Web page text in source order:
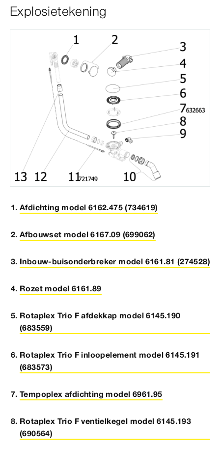
Explosietekening
Afdichting model 6162.475 (734619)
Afbouwset model 6167.09 (699062)
Inbouw-buisonderbreker model 6161.81 (274528)
Rozet model 6161.89
Rotaplex Trio F afdekkap model 6145.190
(683559)
Rotaplex Trio F inloopelement model 6145.191
(683573)
Tempoplex afdichting model 6961.95
Rotaplex Trio F ventielkegel model 6145.193
(690564)